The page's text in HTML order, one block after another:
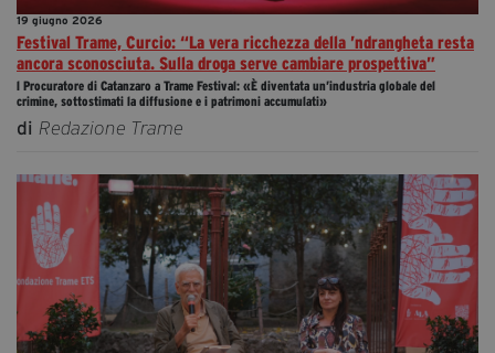
19 giugno 2026
Festival Trame, Curcio: “La vera ricchezza della ’ndrangheta resta
ancora sconosciuta. Sulla droga serve cambiare prospettiva”
l Procuratore di Catanzaro a Trame Festival: «È diventata un’industria globale del
crimine, sottostimati la diffusione e i patrimoni accumulati»
di Redazione Trame